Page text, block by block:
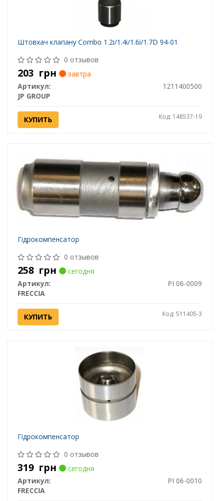
Штовхач клапану Combo 1.2i/1.4i/1.6i/1.7D 94-01
0 отзывов
203 грн
завтра
Артикул:
1211400500
JP GROUP
КУПИТЬ Код: 148537-19
Гідрокомпенсатор
0 отзывов
258 грн
сегодня
Артикул:
PI 06-0009
FRECCIA
КУПИТЬ Код: 511405-3
Гідрокомпенсатор
0 отзывов
319 грн
сегодня
Артикул:
PI 06-0010
FRECCIA